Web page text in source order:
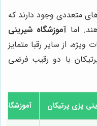
متعددی وجود دارند که
اماآموزشگاه شیرینی
ویژه، از سایر رقبا متمایز
با دو رقیب فرضی
پزی پرتیکان آموزشگاه